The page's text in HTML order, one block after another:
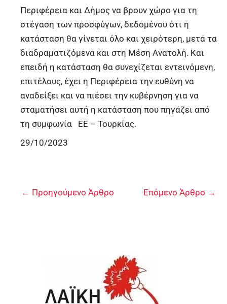
Περιφέρεια και Δήμος να βρουν χώρο για τη
στέγαση των προσφύγων, δεδομένου ότι η
κατάσταση θα γίνεται όλο και χειρότερη, μετά τα
διαδραματιζόμενα και στη Μέση Ανατολή. Και
επειδή η κατάσταση θα συνεχίζεται εντεινόμενη,
επιτέλους, έχει η Περιφέρεια την ευθύνη να
αναδείξει και να πιέσει την κυβέρνηση για να
σταματήσει αυτή η κατάσταση που πηγάζει από
τη συμφωνία ΕΕ – Τουρκίας.
29/10/2023
← Προηγούμενο Άρθρο Επόμενο Άρθρο →